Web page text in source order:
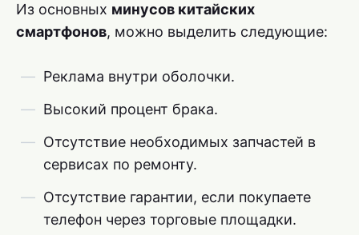
Из основных минусов китайских
смартфонов, можно выделить следующие:
Реклама внутри оболочки.
Высокий процент брака.
Отсутствие необходимых запчастей в
сервисах по ремонту.
Отсутствие гарантии, если покупаете
телефон через торговые площадки.